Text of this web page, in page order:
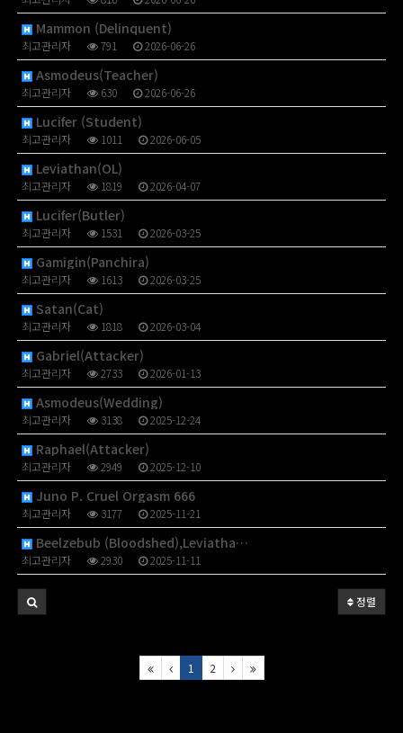
Mammon (Delinquent)
최고관리자 791 2026-06-26
Asmodeus(Teacher)
최고관리자 630 2026-06-26
Lucifer (Student)
최고관리자 1011 2026-06-05
Leviathan(OL)
최고관리자 1819 2026-04-07
Lucifer(Butler)
최고관리자 1531 2026-03-25
Gamigin(Panchira)
최고관리자 1613 2026-03-25
Satan(Cat)
최고관리자 1818 2026-03-04
Gabriel(Attacker)
최고관리자 2733 2026-01-13
Asmodeus(Wedding)
최고관리자 3138 2025-12-24
Raphael(Attacker)
최고관리자 2949 2025-12-10
Juno P. Cruel Orgasm 666
최고관리자 3177 2025-11-21
Beelzebub (Bloodshed),Leviatha…
최고관리자 2930 2025-11-11
정렬
1 2